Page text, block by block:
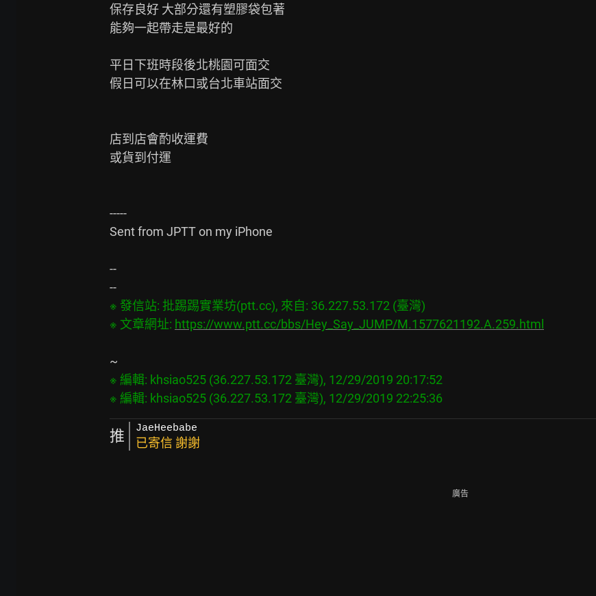
保存良好 大部分還有塑膠袋包著
能夠一起帶走是最好的
平日下班時段後北桃園可面交
假日可以在林口或台北車站面交
店到店會酌收運費
或貨到付運
-----
Sent from JPTT on my iPhone
--
※ 發信站: 批踢踢實業坊(ptt.cc), 來自: 36.227.53.172 (臺灣)
※ 文章網址: https://www.ptt.cc/bbs/Hey_Say_JUMP/M.1577621192.A.259.html
※ 編輯: khsiao525 (36.227.53.172 臺灣), 12/29/2019 20:17:52
推 JaeHeebabe
已寄信 謝謝
廣告